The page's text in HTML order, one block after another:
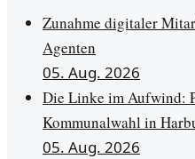
Zunahme digitaler
Agenten
05. Aug. 2026
Die Linke im Aufwind:
Kommunalwahl in
05. Aug. 2026